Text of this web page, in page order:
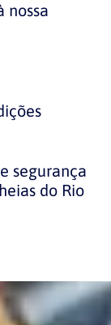
nossa
segurança
do Rio